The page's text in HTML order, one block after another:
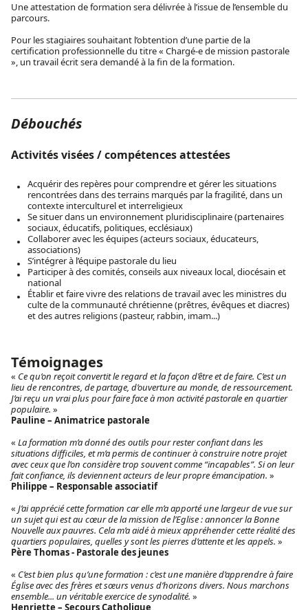
Une attestation de formation sera délivrée à l’issue de l’ensemble du
parcours.
Pour les stagiaires souhaitant l’obtention d’une partie de la
certification professionnelle du titre « Chargé-e de mission pastorale
», un travail écrit sera demandé à la fin de la formation.
Débouchés
Activités visées / compétences attestées
Acquérir des repères pour comprendre et gérer les situations
rencontrées dans des terrains marqués par la fragilité, dans un
contexte interculturel et interreligieux
Se situer dans un environnement pluridisciplinaire (partenaires
sociaux, éducatifs, politiques, ecclésiaux)
Collaborer avec les équipes (acteurs sociaux, éducateurs,
associations)
S’intégrer à l’équipe pastorale du lieu
Participer à des comités, conseils aux niveaux local, diocésain et
national
Établir et faire vivre des relations de travail avec les ministres du
culte de la communauté chrétienne (prêtres, évêques et diacres)
et des autres religions (pasteur, rabbin, imam...)
Témoignages
« Ce qu’on reçoit convertit le regard et la façon d’être et de faire. C’est un
lieu de rencontres, de partage, d’ouverture au monde, de ressourcement.
J’ai reçu un vrai plus pour faire face à mon activité pastorale en quartier
populaire. »
Pauline – Animatrice pastorale
« La formation m’a donné des outils pour rester confiant dans les
situations difficiles, et m’a permis de continuer à construire notre projet
avec ceux que l’on considère trop souvent comme “incapables”. Si on leur
fait confiance, ils deviennent acteurs de leur propre émancipation. »
Philippe – Responsable associatif
« J’ai apprécié cette formation car elle m’a apporté une largeur de vue sur
un sujet qui est au cœur de la mission de l’Eglise : annoncer la Bonne
Nouvelle aux pauvres. Cela m’a aidé à mieux appréhender cette réalité des
quartiers populaires, quelles y sont les pierres d’attente et les appels. »
Père Thomas - Pastorale des jeunes
« C’est bien plus qu’une formation : c’est une manière d’apprendre à faire
Église avec des frères et sœurs venus d’horizons divers. Nous marchons
ensemble... un véritable exercice de synodalité. »
Henriette – Secours Catholique